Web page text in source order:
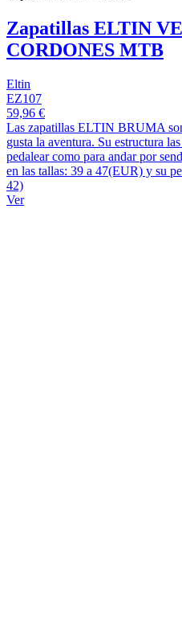
Zapatillas ELTIN
CORDONES MTB
Eltin
EZ107
59,96 €
Las zapatillas ELTIN BRUMA
gusta la aventura. Su estructura
pedalear como para andar por
en las tallas: 39 a 47(EUR) y su
42)
Ver